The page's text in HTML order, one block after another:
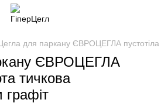
для паркану ЄВРОЦЕГЛА
ЄВРОЦЕГЛА
тичкова